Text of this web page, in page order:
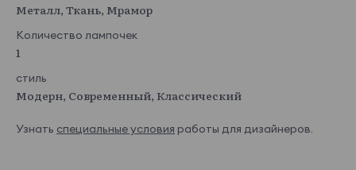
Металл, Ткань, Мрамор
Количество лампочек
1
стиль
Модерн, Современный, Классический
Узнать специальные условия работы для дизайнеров.